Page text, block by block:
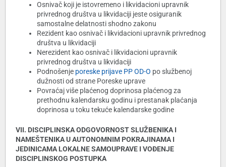
Osnivač koji je istovremeno i likvidacioni upravnik
privrednog društva u likvidaciji jeste osiguranik
samostalne delatnosti shodno zakonu
Rezident kao osnivač i likvidacioni upravnik privrednog
društva u likvidaciji
Nerezident kao osnivač i likvidacioni upravnik
privrednog društva u likvidaciji
Podnošenje poreske prijave PP OD-O po službenoj
dužnosti od strane Poreske uprave
Povraćaj više plaćenog doprinosa plaćenog za
prethodnu kalendarsku godinu i prestanak plaćanja
doprinosa u toku tekuće kalendarske godine
VII. DISCIPLINSKA ODGOVORNOST SLUŽBENIKA I
NAMEŠTENIKA U AUTONOMNIM POKRAJINAMA I
JEDINICAMA LOKALNE SAMOUPRAVE I VOĐENJE
DISCIPLINSKOG POSTUPKA